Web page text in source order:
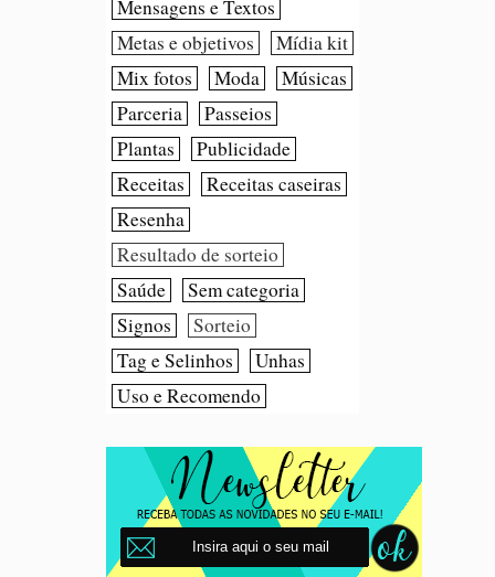
Mensagens e Textos
Metas e objetivos
Mídia kit
Mix fotos
Moda
Músicas
Parceria
Passeios
Plantas
Publicidade
Receitas
Receitas caseiras
Resenha
Resultado de sorteio
Saúde
Sem categoria
Signos
Sorteio
Tag e Selinhos
Unhas
Uso e Recomendo